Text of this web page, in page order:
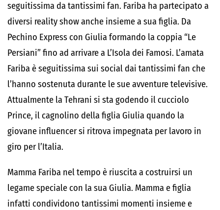
seguitissima da tantissimi fan. Fariba ha partecipato a
diversi reality show anche insieme a sua figlia. Da
Pechino Express con Giulia formando la coppia “Le
Persiani” fino ad arrivare a L’Isola dei Famosi. L’amata
Fariba è seguitissima sui social dai tantissimi fan che
l’hanno sostenuta durante le sue avventure televisive.
Attualmente la Tehrani si sta godendo il cucciolo
Prince, il cagnolino della figlia Giulia quando la
giovane influencer si ritrova impegnata per lavoro in
giro per l’Italia.
Mamma Fariba nel tempo è riuscita a costruirsi un
legame speciale con la sua Giulia. Mamma e figlia
infatti condividono tantissimi momenti insieme e